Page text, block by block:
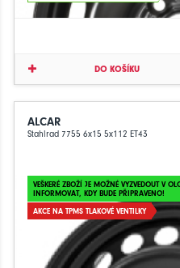
DO KOŠÍKU
ALCAR
Stahlrad 7755 6x15 5x112 ET43
VEŠKERÉ ZBOŽÍ JE MOŽNÉ VYZVEDOUT V
INFORMOVAT, KDY BUDE PŘIPRAVENO!
AKCE NA TPMS TLAKOVÉ VENTILKY